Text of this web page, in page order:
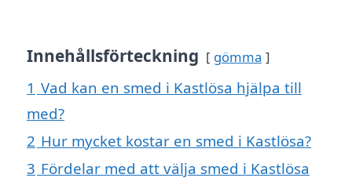
Innehållsförteckning gömma
1 Vad kan en smed i Kastlösa hjälpa till
med?
2 Hur mycket kostar en smed i Kastlösa?
3 Fördelar med att välja smed i Kastlösa